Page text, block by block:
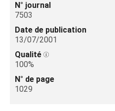
N° journal
7503
Date de publication
13/07/2001
Qualité
100%
N° de page
1029